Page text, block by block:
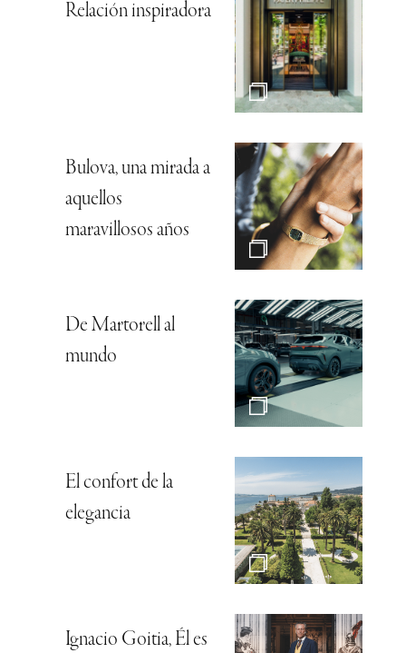
Relación inspiradora
Bulova, una mirada a
aquellos
maravillosos años
De Martorell al
mundo
El confort de la
elegancia
Ignacio Goitia, Él es